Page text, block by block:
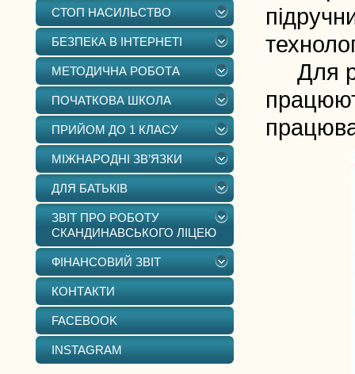
СТОП НАСИЛЬСТВО
БЕЗПЕКА В ІНТЕРНЕТІ
МЕТОДИЧНА РОБОТА
ПОЧАТКОВА ШКОЛА
ПРИЙОМ ДО 1 КЛАСУ
МІЖНАРОДНІ ЗВ’ЯЗКИ
ДЛЯ БАТЬКІВ
ЗВІТ ПРО РОБОТУ
СКАНДИНАВСЬКОГО ЛІЦЕЮ
ФІНАНСОВИЙ ЗВІТ
КОНТАКТИ
FACEBOOK
INSTAGRAM
Для